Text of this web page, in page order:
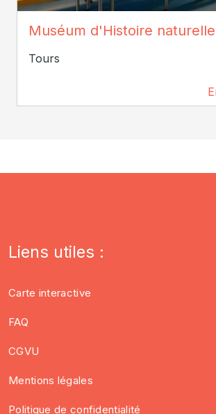
Muséum d'Histoire naturelle
Tours
Liens utiles :
Carte interactive
FAQ
CGVU
Mentions légales
Politique de confidentialité